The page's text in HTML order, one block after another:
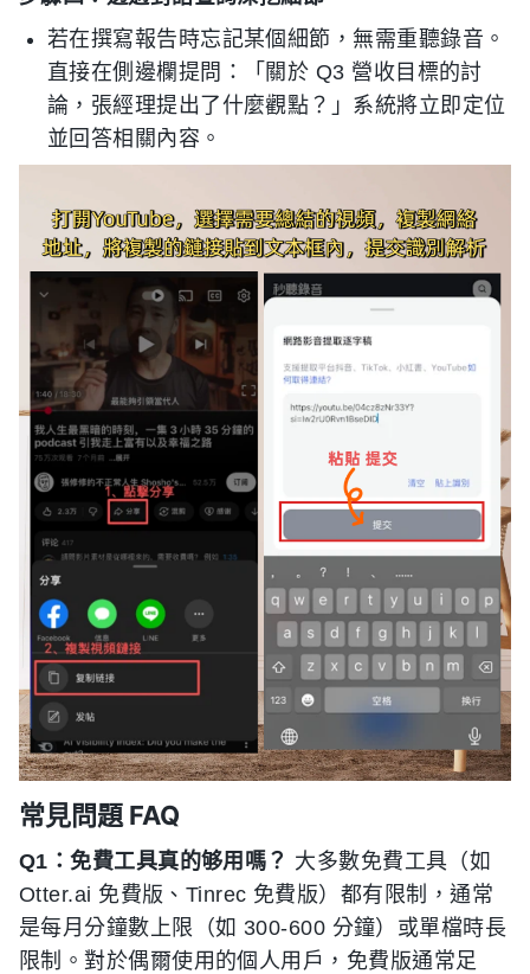
若在撰寫報告時忘記某個細節，無需重聽錄音。
直接在側邊欄提問：「關於 Q3 營收目標的討
論，張經理提出了什麼觀點？」系統將立即定位
並回答相關內容。
常見問題 FAQ
Q1：免費工具真的够用嗎？ 大多數免費工具（如
Otter.ai 免費版、Tinrec 免費版）都有限制，通常
是每月分鐘數上限（如 300-600 分鐘）或單檔時長
限制。對於偶爾使用的個人用戶，免費版通常足